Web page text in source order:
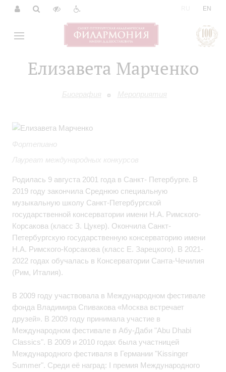
EN
Елизавета Марченко
Биография Мероприятия
Фортепиано
Лауреат международных конкурсов
Родилась 9 августа 2001 года в Санкт- Петербурге. В
2019 году закончила Среднюю специальную
музыкальную школу Санкт-Петербургской
государственной консерватории имени Н.А. Римского-
Корсакова (класс З. Цукер). Окончила Санкт-
Петербургскую государственную консерваторию имени
Н.А. Римского-Корсакова (класс Е. Зарецкого). В 2021-
2022 годах обучалась в Консерватории Санта-Чечилия
(Рим, Италия).
В 2009 году участвовала в Международном фестивале
фонда Владимира Спивакова «Москва встречает
друзей». В 2009 году принимала участие в
Международном фестивале в Абу-Даби "Abu Dhabi
Classics". В 2009 и 2010 годах была участницей
Международного фестиваля в Германии "Kissinger
Summer". Среди её наград: I премия Международного